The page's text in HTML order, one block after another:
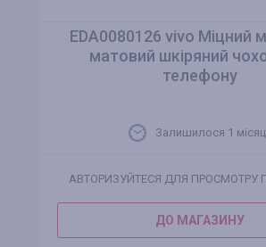
EDA0080126 vivo Міцний
матовий шкіряний
телефону
Залишилося 1
АВТОРИЗУЙТЕСЯ ДЛЯ ПРОСМОТРУ
ДО МАГАЗИНУ